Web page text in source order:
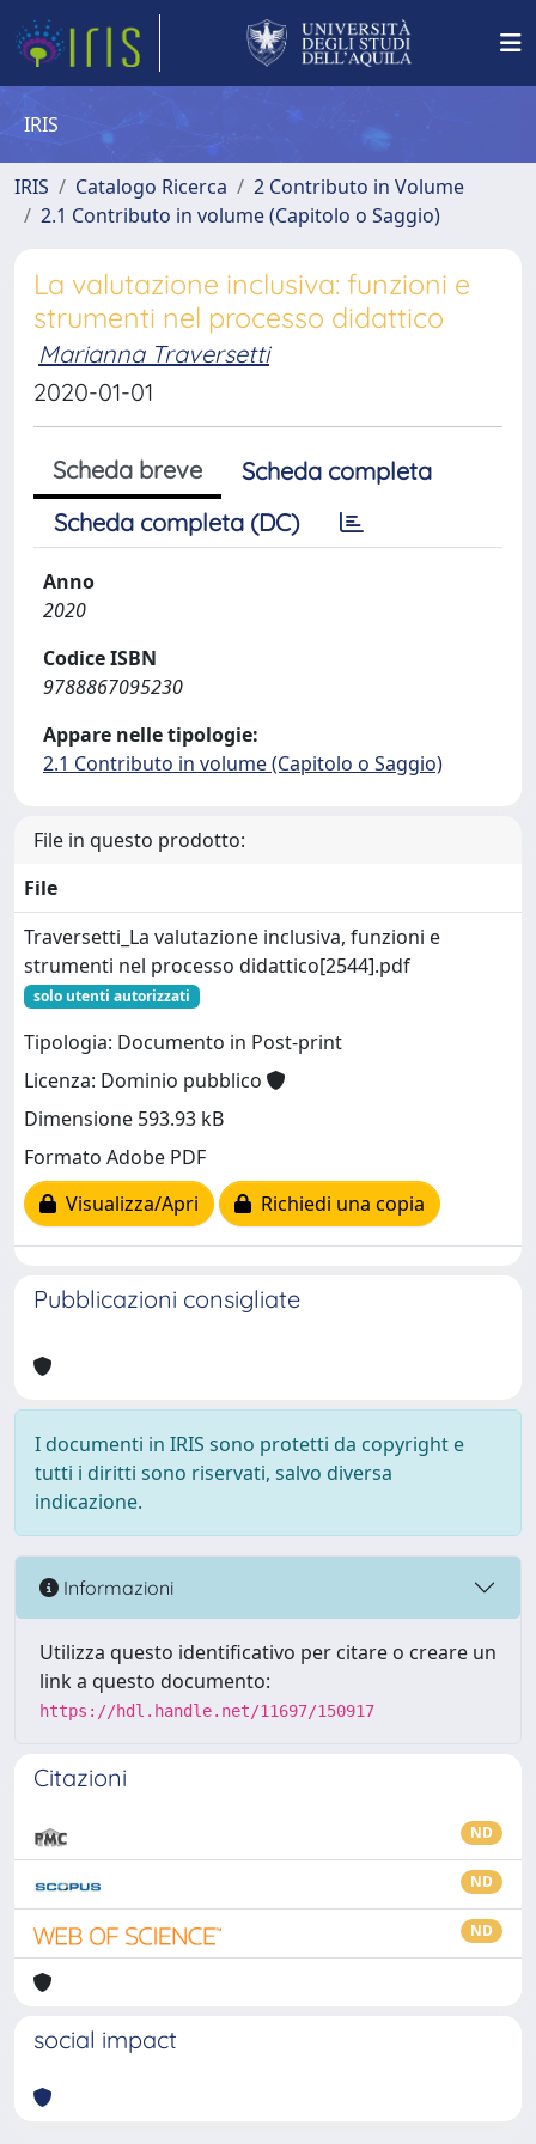
IRIS
IRIS Catalogo Ricerca
2 Contributo in Volume
2.1 Contributo in volume (Capitolo o Saggio)
La valutazione inclusiva: funzioni e
strumenti nel processo didattico
Marianna Traversetti
2020-01-01
Scheda breve
Scheda completa
Scheda completa (DC)
Anno
2020
Codice ISBN
9788867095230
Appare nelle tipologie:
2.1 Contributo in volume (Capitolo o Saggio)
File in questo prodotto:
File
Traversetti_La valutazione inclusiva, funzioni e
strumenti nel processo didattico[2544].pdf
solo utenti autorizzati
Tipologia: Documento in Post-print
Licenza: Dominio pubblico
Dimensione 593.93 kB
Formato Adobe PDF
Visualizza/Apri
Richiedi una copia
Pubblicazioni consigliate
I documenti in IRIS sono protetti da copyright e
tutti i diritti sono riservati, salvo diversa
indicazione.
Informazioni
Utilizza questo identificativo per citare o creare un
link a questo documento:
https://hdl.handle.net/11697/150917
Citazioni
ND
ND
ND
social impact